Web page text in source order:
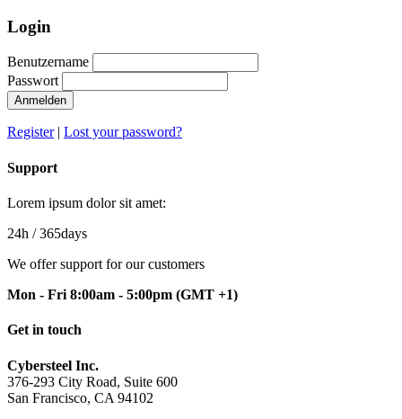
Login
Benutzername
Passwort
Anmelden
Register| Lost your password?
Support
Lorem ipsum dolor sit amet:
24h / 365days
We offer support for our customers
Mon - Fri 8:00am - 5:00pm (GMT +1)
Get in touch
Cybersteel Inc.
376-293 City Road, Suite 600
San Francisco, CA 94102